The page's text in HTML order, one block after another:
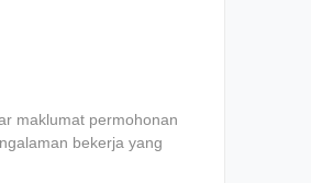
maklumat permohonan
bekerja yang